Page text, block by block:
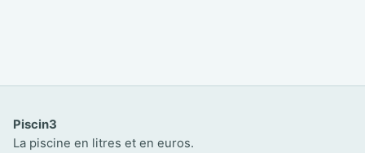
Piscin3
La piscine en litres et en euros.